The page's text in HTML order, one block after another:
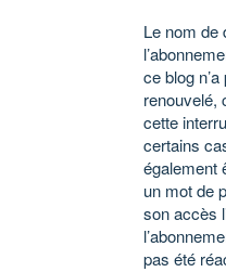
Le nom de
ce blog
renouvelé,
cette
certains
également
un mot de
son accès
pas été